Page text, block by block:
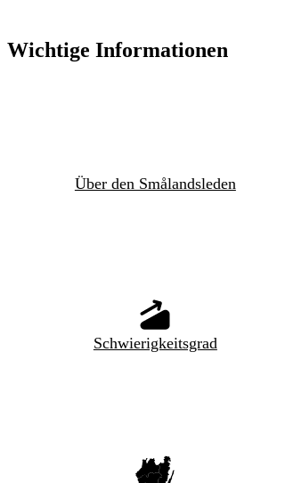
Wichtige Informationen
Über den Smålandsleden
Schwierigkeitsgrad